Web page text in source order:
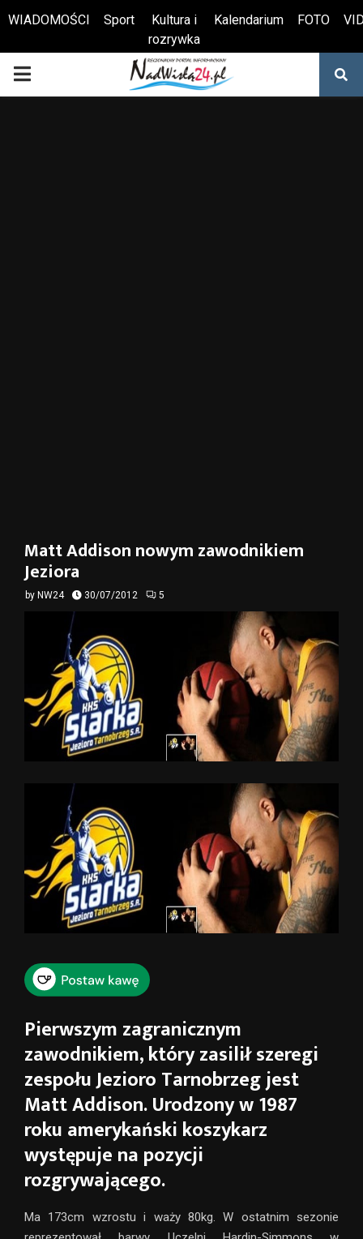
Otwórz pasek narzędzi
WIADOMOŚCI Sport
Kultura i
rozrywka
Kalendarium FOTO
PRIMARY
Matt Addison nowym zawodnikiem
Jeziora
by NW24 30/07/2012 5
Pierwszym zagranicznym
zawodnikiem, który zasilił szeregi
zespołu Jezioro Tarnobrzeg jest
Matt Addison. Urodzony w 1987
roku amerykański koszykarz
występuje na pozycji
rozgrywającego.
Ma 173cm wzrostu i waży 80kg. W ostatnim sezonie